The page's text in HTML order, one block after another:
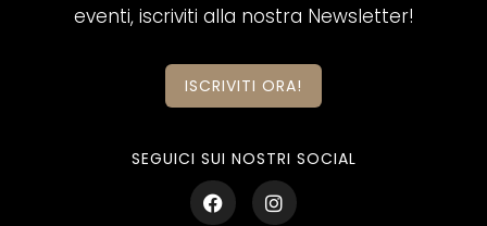
eventi, iscriviti alla nostra Newsletter!
ISCRIVITI ORA!
SEGUICI SUI NOSTRI SOCIAL